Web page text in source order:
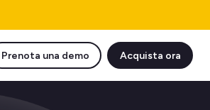
Prenota una demo Acquista ora